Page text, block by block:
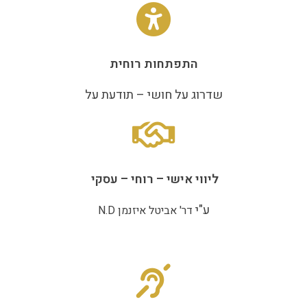
התפתחות רוחית
שדרוג על חושי – תודעת על
ליווי אישי – רוחי – עסקי
ע"י דר' אביטל איזנמן N.D